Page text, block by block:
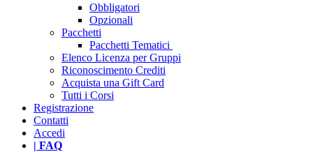
Obbligatori
Opzionali
Pacchetti
Pacchetti Tematici
Elenco Licenza per Gruppi
Riconoscimento Crediti
Acquista una Gift Card
Tutti i Corsi
Registrazione
Contatti
Accedi
| FAQ